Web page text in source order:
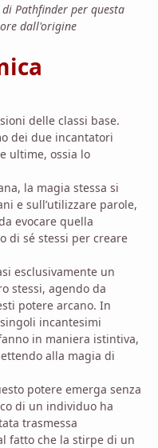
Pathfinder per questa
dall'origine
delle classi base.
dei due incantatori
ultime, ossia lo
la magia stessa si
e sull’utilizzare parole,
evocare quella
di sé stessi per creare
esclusivamente un
stessi, agendo da
potere arcano. In
incantesimi
in maniera istintiva,
alla magia di
potere emerga senza
di un individuo ha
trasmessa
fatto che la stirpe di un